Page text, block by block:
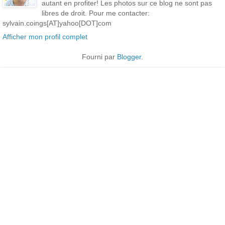
autant en profiter! Les photos sur ce blog ne sont pas
libres de droit. Pour me contacter:
sylvain.coings[AT]yahoo[DOT]com
Afficher mon profil complet
Fourni par Blogger.